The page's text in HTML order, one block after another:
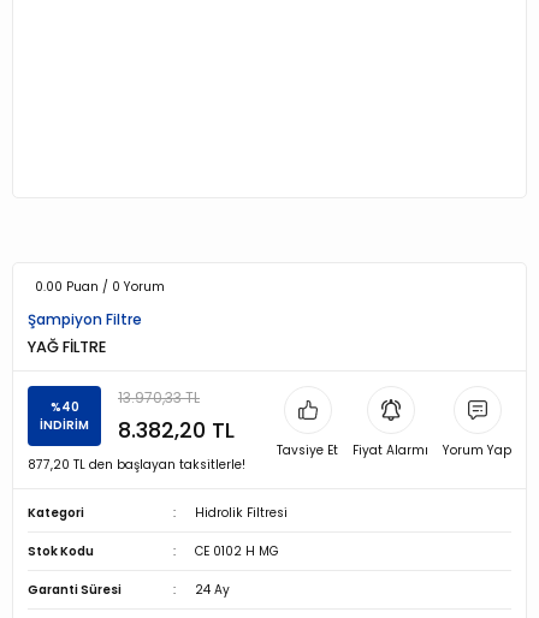
0.00 Puan / 0 Yorum
Şampiyon Filtre
YAĞ FİLTRE
%40
İNDİRİM
13.970,33 TL
8.382,20 TL
877,20 TL den başlayan taksitlerle!
Tavsiye Et Fiyat Alarmı Yorum Yap
Kategori Hidrolik Filtresi
Stok Kodu CE 0102 H MG
Garanti Süresi 24 Ay